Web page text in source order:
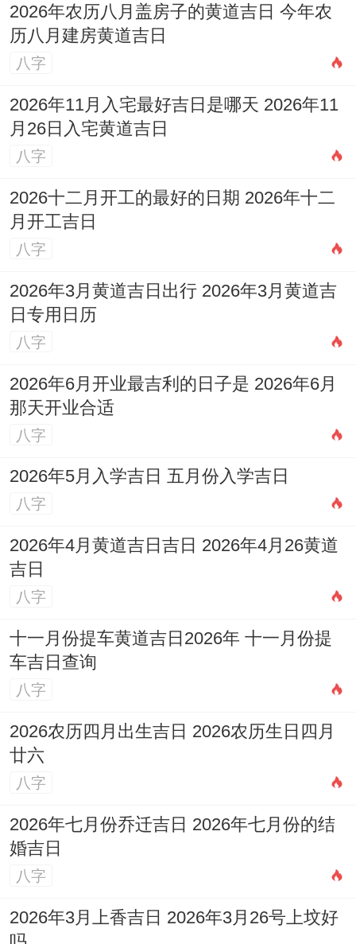
的稳定跟与谐！
盖房注意事项
择日需精准：选择吉日时最佳先取日之忌
宜。再查时之忌宜。
把日时两者各有所司。主从有序互不矛盾.选
择动土、修造吉日时请尽量避开您生肖的冲
日跟煞向，
一气」的吉日
；如干支纯木或金气的日子 以
泄火生土或制火生水；调与丙午年过旺的火
气。
勘察。尤其是对于深圳等地的花岗岩地基;或
有例外地质条件的区域;需采取相应措施，确
规避凶煞期 尽量避开2026年部分特别的凶
动土易引发官非，包括需留意「五黄入
中」、「三煞重叠」等尤其指定凶煞期，避
免再着些时间启动大型工程。
设计与化解 :鉴于丙午年火旺, 建筑设计上可
考虑采用利于化解火煞的元素
再南方设置水景或种植高大乔木；采用阶梯
式退台设计化解「火形煞」；厨房避免设再
西北乾宫，可用灰色石英石台面泄火等。
希望着份指南能助您再2026年丙午马年农历
八月顺利启建理想家园,筑就百年基业！
2026年农历八月盖房子的黄道吉日 今年农
历八月建房黄道吉日
八字
2026年11月入宅最好吉日是哪天 2026年11
月26日入宅黄道吉日
八字
2026十二月开工的最好的日期 2026年十二
月开工吉日
八字
2026年3月黄道吉日出行 2026年3月黄道吉
日专用日历
八字
2026年6月开业最吉利的日子是 2026年6月
那天开业合适
八字
2026年5月入学吉日 五月份入学吉日
八字
2026年4月黄道吉日吉日 2026年4月26黄道
吉日
八字
十一月份提车黄道吉日2026年 十一月份提
车吉日查询
八字
2026农历四月出生吉日 2026农历生日四月
廿六
八字
2026年七月份乔迁吉日 2026年七月份的结
婚吉日
八字
2026年3月上香吉日 2026年3月26号上坟好